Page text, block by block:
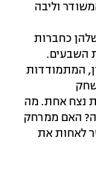
וליבה
כחברות
השבעים.
המתמודדות
נצח אחת. מה
האם ממרחק
לאחות את